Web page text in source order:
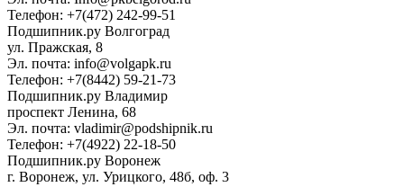
Телефон: +7(472) 242-99-51
Подшипник.ру Волгоград
ул. Пражская, 8
Эл. почта: info@volgapk.ru
Телефон: +7(8442) 59-21-73
Подшипник.ру Владимир
проспект Ленина, 68
Эл. почта: vladimir@podshipnik.ru
Телефон: +7(4922) 22-18-50
Подшипник.ру Воронеж
г. Воронеж, ул. Урицкого, 48б, оф. 3